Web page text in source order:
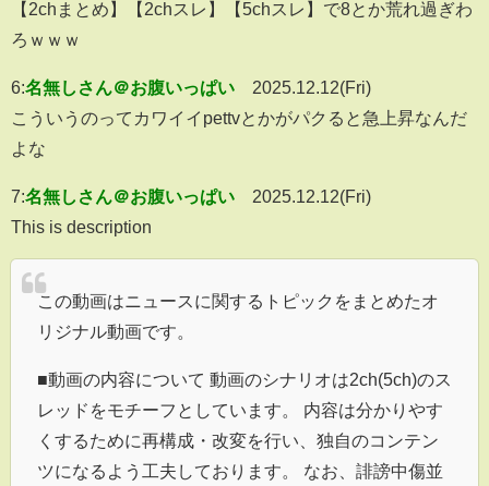
【2chまとめ】【2chスレ】【5chスレ】で8とか荒れ過ぎわ
ろｗｗｗ
6:名無しさん＠お腹いっぱい
2025.12.12(Fri)
こういうのってカワイイpettvとかがパクると急上昇なんだ
よな
7:名無しさん＠お腹いっぱい
2025.12.12(Fri)
This is description
この動画はニュースに関するトピックをまとめたオ
リジナル動画です。
■動画の内容について 動画のシナリオは2ch(5ch)のス
レッドをモチーフとしています。 内容は分かりやす
くするために再構成・改変を行い、独自のコンテン
ツになるよう工夫しております。 なお、誹謗中傷並